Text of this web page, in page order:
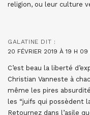
religion, ou leur culture
GALATINE DIT :
20 FÉVRIER 2019 À 19 H 09
C’est beau la liberté
Christian Vanneste à
même les pires
les “juifs qui possèdent
Retournez dans l’asile